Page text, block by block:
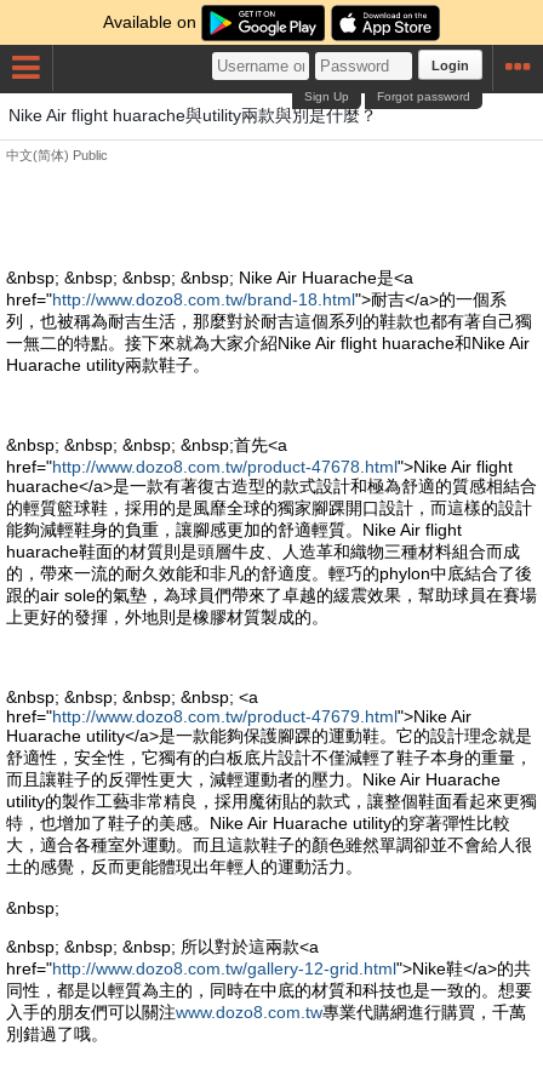
Available on
Login
Forgot password
Sign Up
Nike Air flight huarache與utility兩款與別是什麼？
中文(简体) Public
&nbsp; &nbsp; &nbsp; &nbsp; Nike Air Huarache是<a
href="http://www.dozo8.com.tw/brand-18.html">耐吉</a>的一個系
列，也被稱為耐吉生活，那麼對於耐吉這個系列的鞋款也都有著自己獨
一無二的特點。接下來就為大家介紹Nike Air flight huarache和Nike Air
Huarache utility兩款鞋子。
&nbsp; &nbsp; &nbsp; &nbsp;首先<a
href="http://www.dozo8.com.tw/product-47678.html">Nike Air flight
huarache</a>是一款有著復古造型的款式設計和極為舒適的質感相結合
的輕質籃球鞋，採用的是風靡全球的獨家腳踝開口設計，而這樣的設計
能夠減輕鞋身的負重，讓腳感更加的舒適輕質。Nike Air flight
huarache鞋面的材質則是頭層牛皮、人造革和織物三種材料組合而成
的，帶來一流的耐久效能和非凡的舒適度。輕巧的phylon中底結合了後
跟的air sole的氣墊，為球員們帶來了卓越的緩震效果，幫助球員在賽場
上更好的發揮，外地則是橡膠材質製成的。
&nbsp; &nbsp; &nbsp; &nbsp; <a
href="http://www.dozo8.com.tw/product-47679.html">Nike Air
Huarache utility</a>是一款能夠保護腳踝的運動鞋。它的設計理念就是
舒適性，安全性，它獨有的白板底片設計不僅減輕了鞋子本身的重量，
而且讓鞋子的反彈性更大，減輕運動者的壓力。Nike Air Huarache
utility的製作工藝非常精良，採用魔術貼的款式，讓整個鞋面看起來更獨
特，也增加了鞋子的美感。Nike Air Huarache utility的穿著彈性比較
大，適合各種室外運動。而且這款鞋子的顏色雖然單調卻並不會給人很
土的感覺，反而更能體現出年輕人的運動活力。
&nbsp;
&nbsp; &nbsp; &nbsp; 所以對於這兩款<a
href="http://www.dozo8.com.tw/gallery-12-grid.html">Nike鞋</a>的共
同性，都是以輕質為主的，同時在中底的材質和科技也是一致的。想要
入手的朋友們可以關注www.dozo8.com.tw專業代購網進行購買，千萬
別錯過了哦。